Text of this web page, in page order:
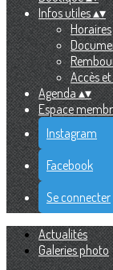
Infos utiles▴▾
Horaires
Accès
Agenda▴▾
Espace
Instagram
Facebook
Se connecter
Actualités
Galeries photo